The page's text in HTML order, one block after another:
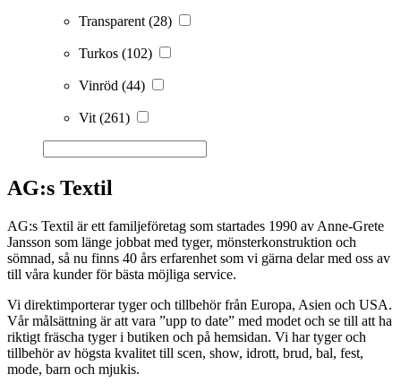
Transparent(28)
Turkos (102)
Vinröd (44)
Vit(261)
AG:s Textil
AG:s Textil är ett familjeföretag som startades 1990 av Anne-Grete
Jansson som länge jobbat med tyger, mönsterkonstruktion och
sömnad, så nu finns 40 års erfarenhet som vi gärna delar med oss av
till våra kunder för bästa möjliga service.
Vi direktimporterar tyger och tillbehör från Europa, Asien och USA.
Vår målsättning är att vara ”upp to date” med modet och se till att ha
riktigt fräscha tyger i butiken och på hemsidan. Vi har tyger och
tillbehör av högsta kvalitet till scen, show, idrott, brud, bal, fest,
mode, barn och mjukis.